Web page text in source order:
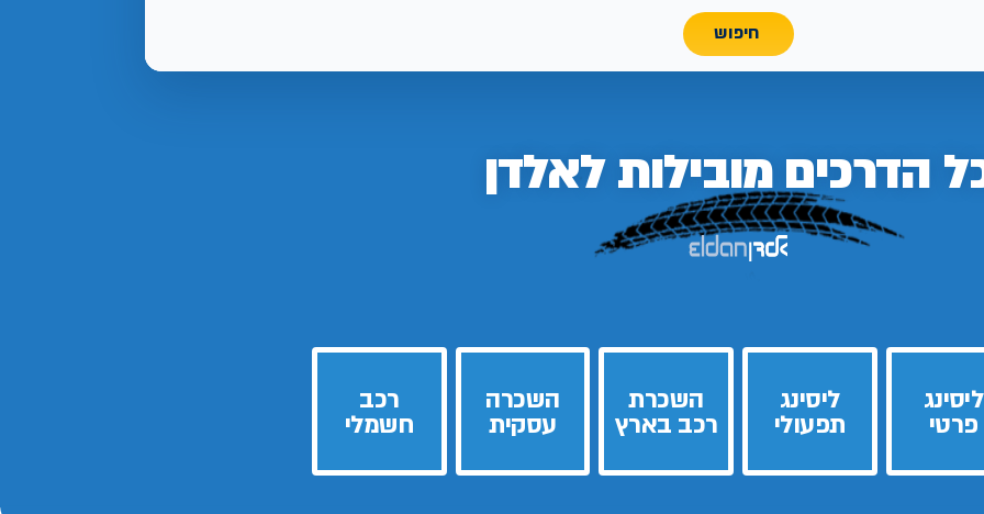
חיפוש
הדרכיםמובילות לאלדן
ליסינג
פרטי
ליסינג
תפעולי
השכרת
רכב בארץ
השכרה
עסקית
רכב
חשמלי